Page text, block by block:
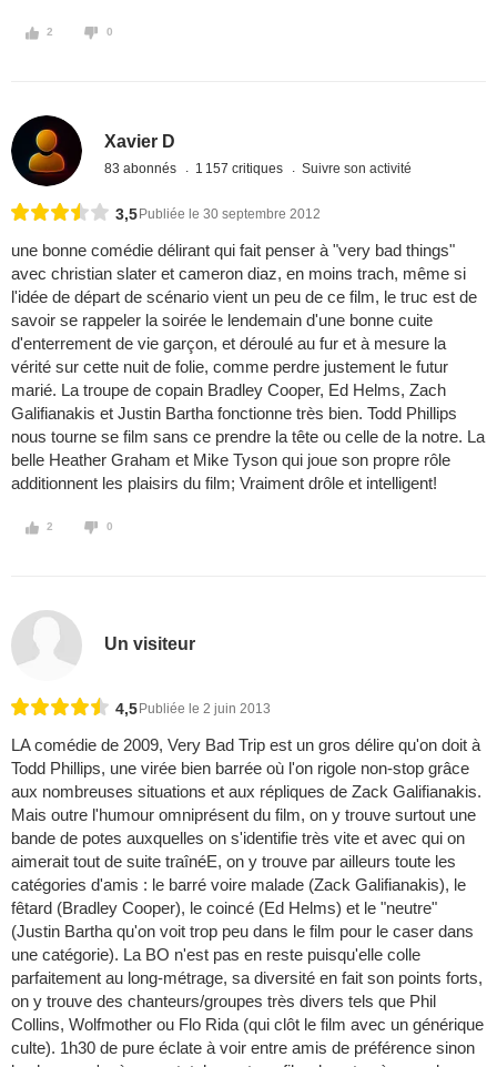
2 0
Xavier D
83 abonnés 1 157 critiques Suivre son activité
3,5 Publiée le 30 septembre 2012
une bonne comédie délirant qui fait penser à "very bad things"
avec christian slater et cameron diaz, en moins trach, même si
l'idée de départ de scénario vient un peu de ce film, le truc est de
savoir se rappeler la soirée le lendemain d'une bonne cuite
d'enterrement de vie garçon, et déroulé au fur et à mesure la
vérité sur cette nuit de folie, comme perdre justement le futur
marié. La troupe de copain Bradley Cooper, Ed Helms, Zach
Galifianakis et Justin Bartha fonctionne très bien. Todd Phillips
nous tourne se film sans ce prendre la tête ou celle de la notre. La
belle Heather Graham et Mike Tyson qui joue son propre rôle
additionnent les plaisirs du film; Vraiment drôle et intelligent!
2 0
Un visiteur
4,5 Publiée le 2 juin 2013
LA comédie de 2009, Very Bad Trip est un gros délire qu'on doit à
Todd Phillips, une virée bien barrée où l'on rigole non-stop grâce
aux nombreuses situations et aux répliques de Zack Galifianakis.
Mais outre l'humour omniprésent du film, on y trouve surtout une
bande de potes auxquelles on s'identifie très vite et avec qui on
aimerait tout de suite traînéE, on y trouve par ailleurs toute les
catégories d'amis : le barré voire malade (Zack Galifianakis), le
fêtard (Bradley Cooper), le coincé (Ed Helms) et le "neutre"
(Justin Bartha qu'on voit trop peu dans le film pour le caser dans
une catégorie). La BO n'est pas en reste puisqu'elle colle
parfaitement au long-métrage, sa diversité en fait son points forts,
on y trouve des chanteurs/groupes très divers tels que Phil
Collins, Wolfmother ou Flo Rida (qui clôt le film avec un générique
culte). 1h30 de pure éclate à voir entre amis de préférence sinon